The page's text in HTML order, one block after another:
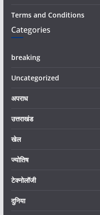
Terms and Conditions
Categories
breaking
Uncategorized
अपराध
उत्तराखंड
खेल
ज्योतिष
टेक्नोलॉजी
दुनिया